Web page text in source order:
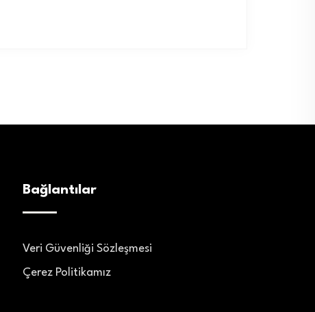
Bağlantılar
Veri Güvenliği Sözleşmesi
Çerez Politikamız